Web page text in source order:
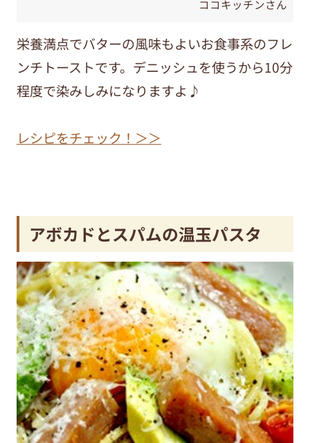
ココキッチンさん
栄養満点でバターの風味もよいお食事系のフレ
ンチトーストです。デニッシュを使うから10分
程度で染みしみになりますよ♪
レシピをチェック！＞＞
アボカドとスパムの温玉パスタ